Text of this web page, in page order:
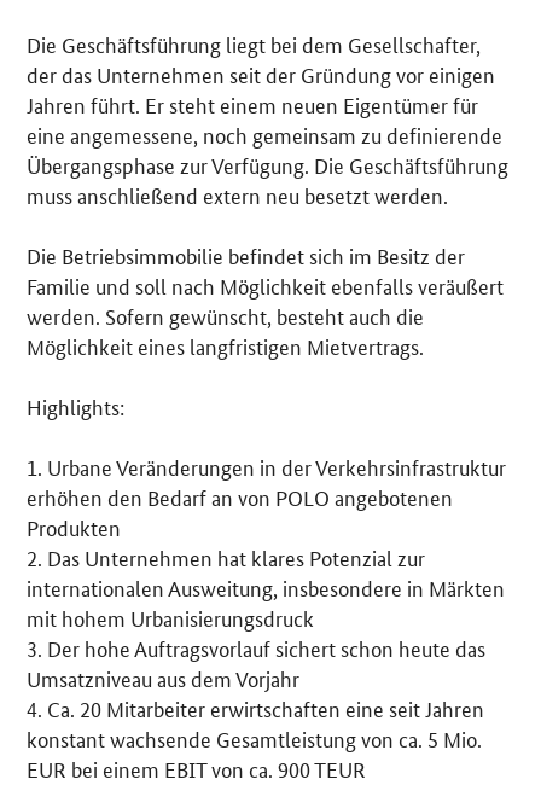
Die Geschäftsführung liegt bei dem Gesellschafter,
der das Unternehmen seit der Gründung vor einigen
Jahren führt. Er steht einem neuen Eigentümer für
eine angemessene, noch gemeinsam zu definierende
Übergangsphase zur Verfügung. Die Geschäftsführung
muss anschließend extern neu besetzt werden.
Die Betriebsimmobilie befindet sich im Besitz der
Familie und soll nach Möglichkeit ebenfalls veräußert
werden. Sofern gewünscht, besteht auch die
Möglichkeit eines langfristigen Mietvertrags.
Highlights:
1. Urbane Veränderungen in der Verkehrsinfrastruktur
erhöhen den Bedarf an von POLO angebotenen
Produkten
2. Das Unternehmen hat klares Potenzial zur
internationalen Ausweitung, insbesondere in Märkten
mit hohem Urbanisierungsdruck
3. Der hohe Auftragsvorlauf sichert schon heute das
Umsatzniveau aus dem Vorjahr
4. Ca. 20 Mitarbeiter erwirtschaften eine seit Jahren
konstant wachsende Gesamtleistung von ca. 5 Mio.
EUR bei einem EBIT von ca. 900 TEUR